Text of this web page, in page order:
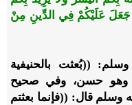
جَعَلَ عَلَيْكُمْ فِي الدِّينِ مِنْ
((بُعثت بالحنيفية
وهو حسن، وفي صحيح
وسلم قال: ((فإنما بعثتم